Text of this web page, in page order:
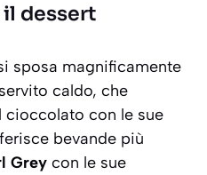
dessert
sposa magnificamente
servito caldo, che
cioccolato con le sue
bevande più
Grey con le sue